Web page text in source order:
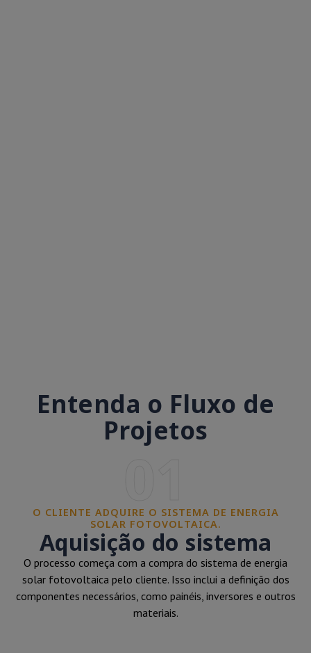
Entenda o Fluxo de
Projetos
O CLIENTE ADQUIRE O SISTEMA DE ENERGIA
SOLAR FOTOVOLTAICA.
Aquisição do sistema
O processo começa com a compra do sistema de energia
solar fotovoltaica pelo cliente. Isso inclui a definição dos
componentes necessários, como painéis, inversores e outros
materiais.